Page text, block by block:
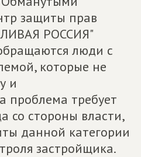
защиты прав
РОССИЯ"
люди с
которые не
и
проблема требует
со стороны власти,
данной категории
застройщика.